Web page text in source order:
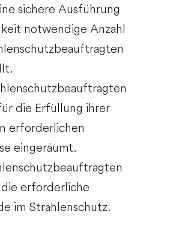
sichere Ausführung
notwendige Anzahl
die Erfüllung ihrer
erforderlichen
eingeräumt.
erforderliche
im Strahlenschutz.